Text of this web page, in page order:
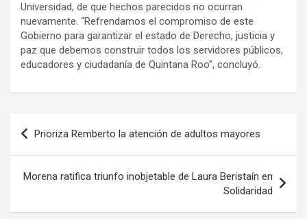
Universidad, de que hechos parecidos no ocurran
nuevamente. “Refrendamos el compromiso de este
Gobierno para garantizar el estado de Derecho, justicia y
paz que debemos construir todos los servidores públicos,
educadores y ciudadanía de Quintana Roo”, concluyó.
Navegación
de
entradas
Prioriza Remberto la atención de adultos mayores
Morena ratifica triunfo inobjetable de Laura Beristaín en
Solidaridad